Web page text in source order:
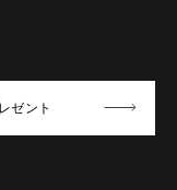
ゼント